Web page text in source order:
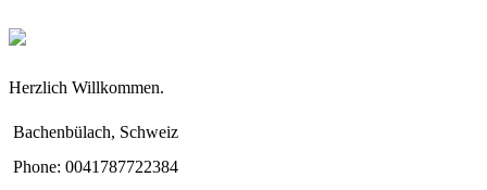
Herzlich Willkommen.
Bachenbülach, Schweiz
Phone: 0041787722384